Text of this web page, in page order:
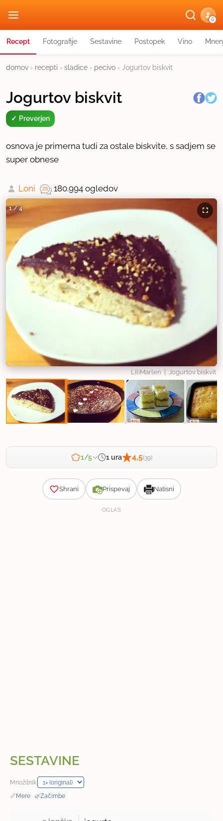
G
Recept Fotografije Sestavine Postopek Vino
domov › recepti › sladice › pecivo › Jogurtov biskvit
Jogurtov biskvit
Preverjen
osnova je primerna tudi za ostale biskvite, s sadjem se
super obnese
Loni 180.994 ogledov
1/4
LiliMarlen | Jogurtov biskvit
1/5 1 ura 4,5(39)
Shrani Prispevaj Natisni
OGLAS
SESTAVINE
Množilnik:
📏Mere · 🌿Začimbe